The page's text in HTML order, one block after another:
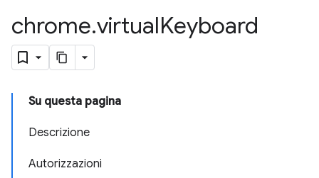
chrome.virtualKeyboard
Su questa pagina
Descrizione
Autorizzazioni